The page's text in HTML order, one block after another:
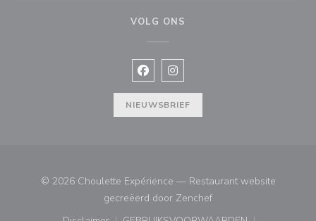
VOLG ONS
Facebook ((opent in een nieuw
Instagram ((opent in een
NIEUWSBRIEF
© 2026 Choulette Expérience — Restaurant website
gecreëerd door Zenchef((opent in een nieuw